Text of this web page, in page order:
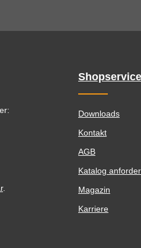
.
Shopservice
Downloads
Kontakt
AGB
Katalog
Magazin
Karriere